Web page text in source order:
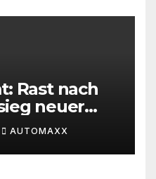
Rast nach
neuer
AUTOMAXX